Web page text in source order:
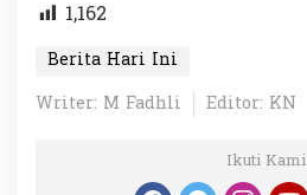
1,162
Berita Hari Ini
Writer: M Fadhli
Editor: KN
Ikuti Kami